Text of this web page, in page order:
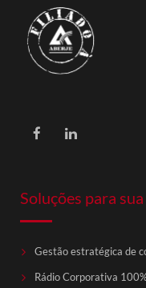
Soluções para
Gestão estratégica de
Rádio Corporativa